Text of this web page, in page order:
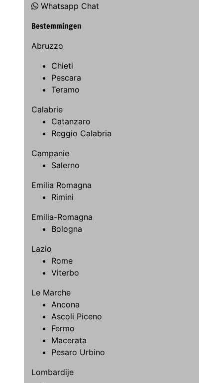
Whatsapp Chat
Bestemmingen
Abruzzo
Chieti
Pescara
Teramo
Calabrie
Catanzaro
Reggio Calabria
Campanie
Salerno
Emilia Romagna
Rimini
Emilia-Romagna
Bologna
Lazio
Rome
Viterbo
Le Marche
Ancona
Ascoli Piceno
Fermo
Macerata
Pesaro Urbino
Lombardije